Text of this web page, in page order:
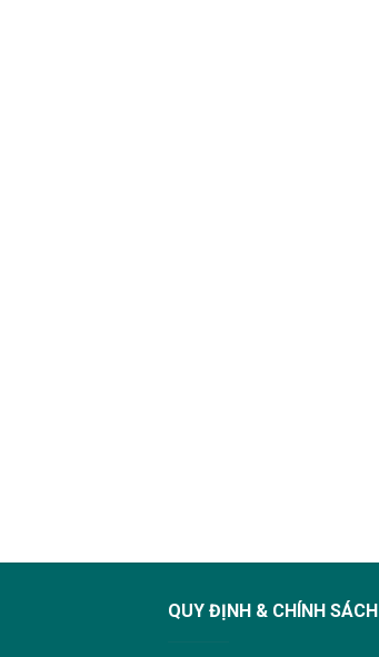
QUY ĐỊNH & CHÍNH SÁCH